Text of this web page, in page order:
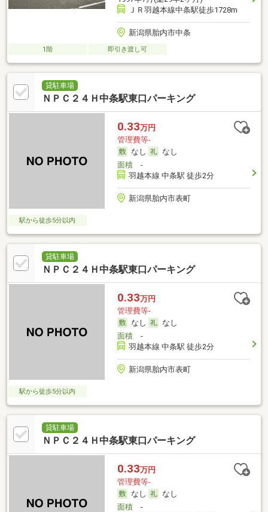
ＪＲ羽越本線中条駅徒歩1728m
新潟県胎内市中条
1階 即引き渡し可
貸駐車場
ＮＰＣ２４Ｈ中条駅東口パーキング
0.33万円
管理費等-
なし
なし
面積-
羽越本線 中条駅 徒歩2分
新潟県胎内市表町
駅から徒歩5分以内
貸駐車場
ＮＰＣ２４Ｈ中条駅東口パーキング
0.33万円
管理費等-
なし
なし
面積-
羽越本線 中条駅 徒歩2分
新潟県胎内市表町
駅から徒歩5分以内
貸駐車場
ＮＰＣ２４Ｈ中条駅東口パーキング
0.33万円
管理費等-
なし
なし
面積-